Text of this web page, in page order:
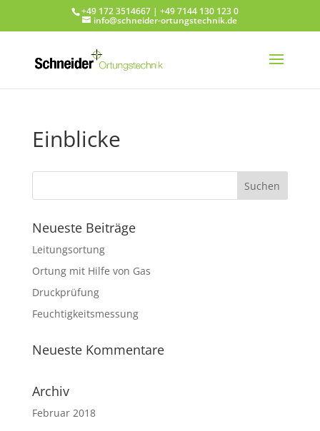
+49 172 3514667 | +49 7144 130 123 0
info@schneider-ortungstechnik.de
Einblicke
Neueste Beiträge
Leitungsortung
Ortung mit Hilfe von Gas
Druckprüfung
Feuchtigkeitsmessung
Neueste Kommentare
Archiv
Februar 2018